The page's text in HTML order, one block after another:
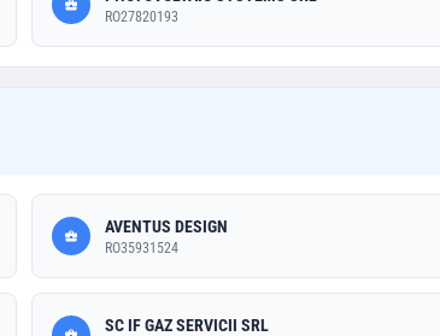
RO27820193
AVENTUS DESIGN
RO35931524
SC IF GAZ SERVICII SRL